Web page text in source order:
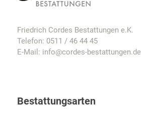
Friedrich Cordes Bestattungen e.K.
Telefon: 0511 / 46 44 45
E-Mail: info@cordes-bestattungen.de
Bestattungsarten